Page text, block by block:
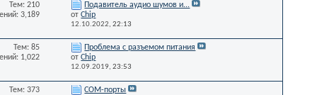
Тем: 210
3,189
Подавитель аудио шумов и...
отChip
12.10.2022,22:13
Тем: 85
1,022
Проблема с разъемом питания
отChip
12.09.2019,23:53
Тем: 373
СОМ-порты